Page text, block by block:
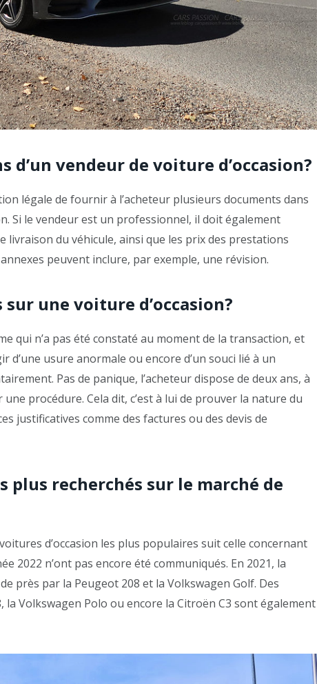
vendeur de voiture d’occasion?
légale de fournir à l’acheteur plusieurs documents dans
Si le vendeur est un professionnel, il doit également
livraison du véhicule, ainsi que les prix des prestations
peuvent inclure, par exemple, une révision.
une voiture d’occasion?
qui n’a pas été constaté au moment de la transaction, et
d’une usure anormale ou encore d’un souci lié à un
Pas de panique, l’acheteur dispose de deux ans, à
procédure. Cela dit, c’est à lui de prouver la nature du
justificatives comme des factures ou des devis de
plus recherchés sur le marché de
d’occasion les plus populaires suit celle concernant
2022 n’ont pas encore été communiqués. En 2021, la
près par la Peugeot 208 et la Volkswagen Golf. Des
Volkswagen Polo ou encore la Citroën C3 sont également